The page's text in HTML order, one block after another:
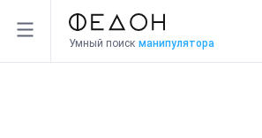
Умный поиск манипулятора